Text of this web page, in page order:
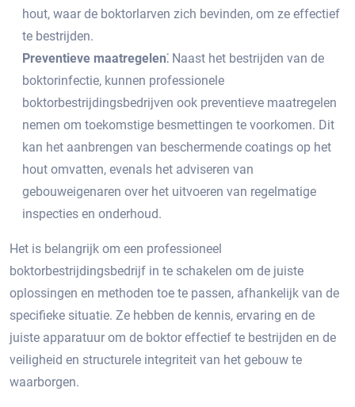
hout, waar de boktorlarven zich bevinden, om ze effectief
te bestrijden.
Preventieve maatregelen⁚ Naast het bestrijden van de
boktorinfectie, kunnen professionele
boktorbestrijdingsbedrijven ook preventieve maatregelen
nemen om toekomstige besmettingen te voorkomen. Dit
kan het aanbrengen van beschermende coatings op het
hout omvatten, evenals het adviseren van
gebouweigenaren over het uitvoeren van regelmatige
inspecties en onderhoud.​
Het is belangrijk om een professioneel
boktorbestrijdingsbedrijf in te schakelen om de juiste
oplossingen en methoden toe te passen, afhankelijk van de
specifieke situatie.​ Ze hebben de kennis, ervaring en de
juiste apparatuur om de boktor effectief te bestrijden en de
veiligheid en structurele integriteit van het gebouw te
waarborgen.​